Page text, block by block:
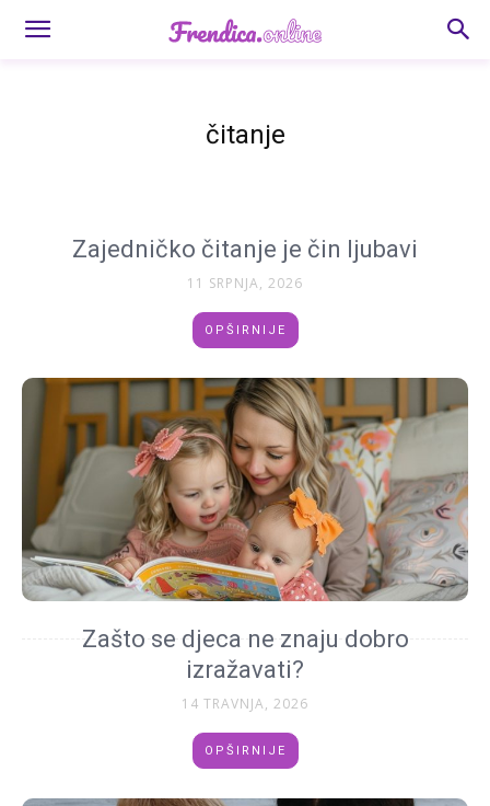
čitanje
Zajedničko čitanje je čin ljubavi
11 SRPNJA, 2026
OPŠIRNIJE
Zašto se djeca ne znaju dobro
izražavati?
14 TRAVNJA, 2026
OPŠIRNIJE